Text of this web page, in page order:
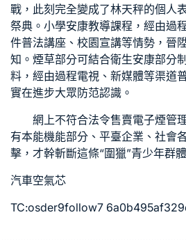
戰，此刻完全變成了林天秤的個人
祭典。小學安康教導課程，經由過
件普法講座、校園宣講等情勢，晉
知。煙草部分可結合衛生安康部分
料，經由過程電視、新媒體等渠道
實在進步大眾防范認識。
網上不符合法令售賣電子煙管
有本能機能部分、平臺企業、社會
擊，才幹斬斷這條“圍獵”青少年群
汽車空氣芯
TC:osder9follow7